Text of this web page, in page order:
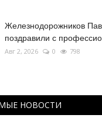
Железнодорожников
поздравили с
Авг 2, 2026 0 798
НОВОСТИ